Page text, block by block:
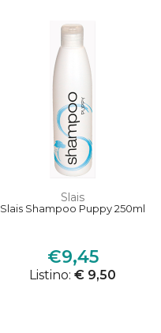
Slais
Slais Shampoo Puppy 250ml
€9,45
Listino: € 9,50